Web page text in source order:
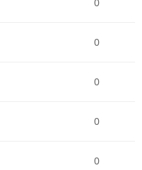
0
0
0
0
0